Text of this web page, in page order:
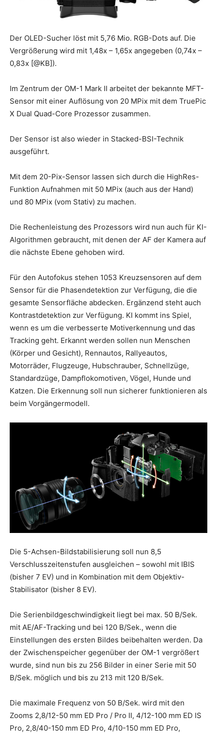
Der OLED-Sucher löst mit 5,76 Mio. RGB-Dots auf. Die
Vergrößerung wird mit 1,48x – 1,65x angegeben (0,74x –
0,83x [@KB]).
Im Zentrum der OM-1 Mark II arbeitet der bekannte MFT-
Sensor mit einer Auflösung von 20 MPix mit dem TruePic
X Dual Quad-Core Prozessor zusammen.
Der Sensor ist also wieder in Stacked-BSI-Technik
ausgeführt.
Mit dem 20-Pix-Sensor lassen sich durch die HighRes-
Funktion Aufnahmen mit 50 MPix (auch aus der Hand)
und 80 MPix (vom Stativ) zu machen.
Die Rechenleistung des Prozessors wird nun auch für KI-
Algorithmen gebraucht, mit denen der AF der Kamera auf
die nächste Ebene gehoben wird.
Für den Autofokus stehen 1053 Kreuzsensoren auf dem
Sensor für die Phasendetektion zur Verfügung, die die
gesamte Sensorfläche abdecken. Ergänzend steht auch
Kontrastdetektion zur Verfügung. KI kommt ins Spiel,
wenn es um die verbesserte Motiverkennung und das
Tracking geht. Erkannt werden sollen nun Menschen
(Körper und Gesicht), Rennautos, Rallyeautos,
Motorräder, Flugzeuge, Hubschrauber, Schnellzüge,
Standardzüge, Dampflokomotiven, Vögel, Hunde und
Katzen. Die Erkennung soll nun sicherer funktionieren als
beim Vorgängermodell.
Die 5-Achsen-Bildstabilisierung soll nun 8,5
Verschlusszeitenstufen ausgleichen – sowohl mit IBIS
(bisher 7 EV) und in Kombination mit dem Objektiv-
Stabilisator (bisher 8 EV).
Die Serienbildgeschwindigkeit liegt bei max. 50 B/Sek.
mit AE/AF-Tracking und bei 120 B/Sek., wenn die
Einstellungen des ersten Bildes beibehalten werden. Da
der Zwischenspeicher gegenüber der OM-1 vergrößert
wurde, sind nun bis zu 256 Bilder in einer Serie mit 50
B/Sek. möglich und bis zu 213 mit 120 B/Sek.
Die maximale Frequenz von 50 B/Sek. wird mit den
Zooms 2,8/12-50 mm ED Pro / Pro II, 4/12-100 mm ED IS
Pro, 2,8/40-150 mm ED Pro, 4/10-150 mm ED Pro,